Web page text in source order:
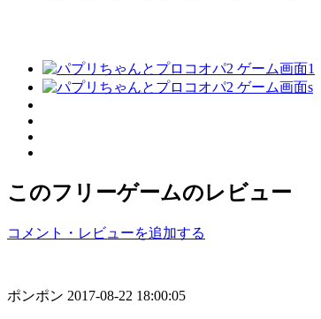
このフリーゲームのレビュー
コメント・レビューを追加する
ポンポン 2017-08-22 18:00:05